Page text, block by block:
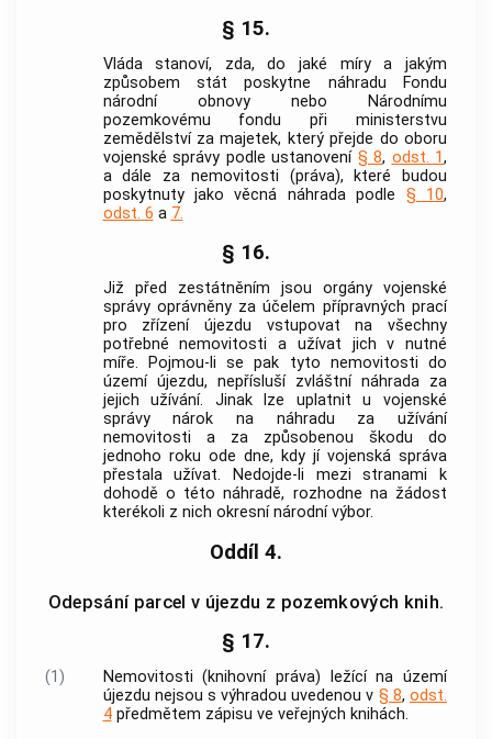
§ 15.
Vláda stanoví, zda, do jaké míry a jakým
způsobem stát poskytne náhradu Fondu
národní obnovy nebo Národnímu
pozemkovému fondu při ministerstvu
zemědělství za majetek, který přejde do oboru
vojenské správy podle ustanovení § 8, odst. 1,
a dále za nemovitosti (práva), které budou
poskytnuty jako věcná náhrada podle § 10,
odst. 6 a 7.
§ 16.
Již před zestátněním jsou orgány vojenské
správyoprávněny za účelem přípravných prací
pro zřízení újezdu vstupovat na všechny
potřebné nemovitosti a užívat jich v nutné
míře. Pojmou-li se pak tyto nemovitosti do
území újezdu, nepřísluší zvláštní náhrada za
jejich užívání. Jinak lze uplatnit u vojenské
správynárok na náhradu za užívání
nemovitosti a za způsobenou škodu do
jednoho roku ode dne, kdy jí vojenská správa
přestala užívat. Nedojde-li mezi stranami k
dohodě o této náhradě, rozhodne na žádost
kterékoli z nich okresní národní výbor.
Oddíl 4.
Odepsání parcel v újezdu z pozemkových knih.
§ 17.
(1)
Nemovitosti (knihovní práva) ležící na území
újezdu nejsou s výhradou uvedenou v § 8, odst.
4předmětem zápisu ve veřejných knihách.